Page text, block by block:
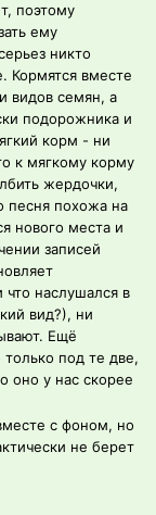
поэтому
ему
никто
Кормятся вместе
видов семян, а
подорожника и
корм - ни
к мягкому корму
жердочки,
песня похожа на
нового места и
записей
наслушался в
вид?), ни
Ещё
только под те две,
оно у нас скорее
с фоном, но
не берет